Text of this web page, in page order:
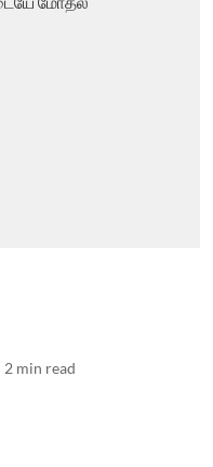
2 min read